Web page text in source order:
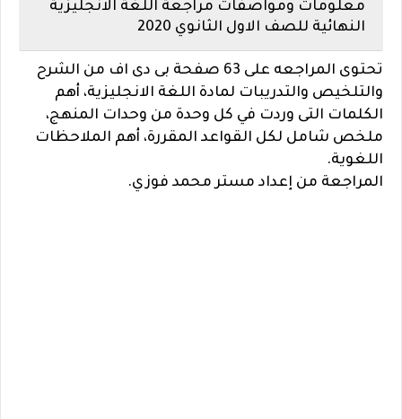
معلومات ومواصفات مراجعة اللغة الانجليزية
النهائية للصف الاول الثانوي 2020
تحتوى المراجعه على 63 صفحة بى دى اف من الشرح
والتلخيص والتدريبات لمادة اللغة الانجليزية، أهم
الكلمات التى وردت في كل وحدة من وحدات المنهج،
ملخص شامل لكل القواعد المقررة، أهم الملاحظات
اللغوية.
المراجعة من إعداد مستر محمد فوزي.